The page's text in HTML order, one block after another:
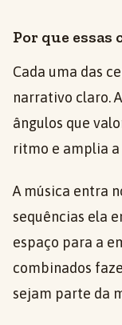
Por que
Cada uma das
narrativo claro.
ângulos que
ritmo e amplia a
A música entra
sequências ela
espaço para a
combinados
sejam parte da